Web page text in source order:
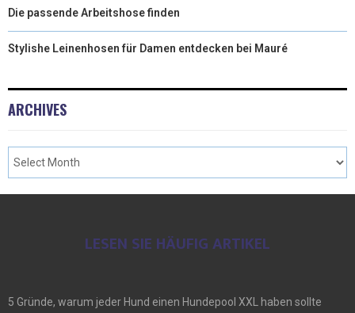
Die passende Arbeitshose finden
Stylishe Leinenhosen für Damen entdecken bei Mauré
ARCHIVES
LESEN SIE HÄUFIG ARTIKEL
5 Gründe, warum jeder Hund einen Hundepool XXL haben sollte